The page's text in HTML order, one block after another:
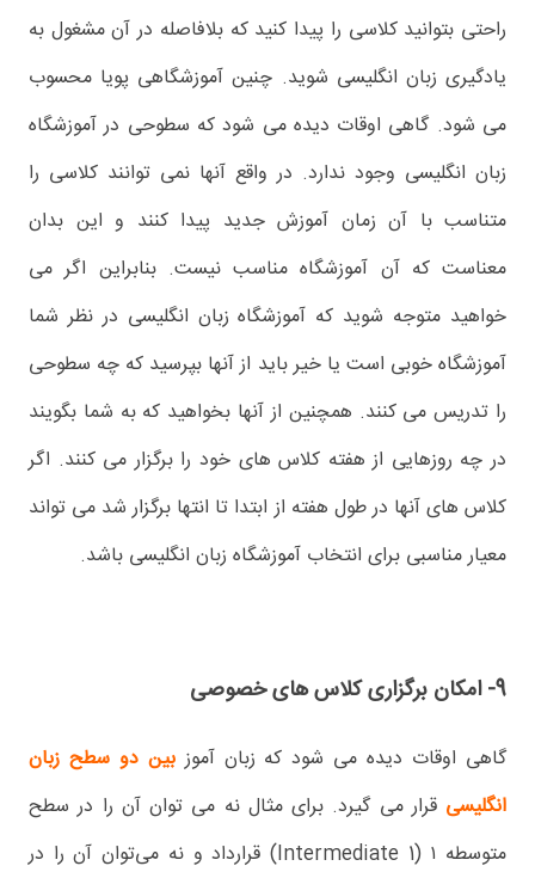
راحتی بتوانید کلاسی را پیدا کنید که بلافاصله در آن مشغول به
یادگیری زبان انگلیسی شوید. چنین آموزشگاهی پویا محسوب
می شود. گاهی اوقات دیده می شود که سطوحی در آموزشگاه
زبان انگلیسی وجود ندارد. در واقع آنها نمی توانند کلاسی را
متناسب با آن زمان آموزش جدید پیدا کنند و این بدان
معناست که آن آموزشگاه مناسب نیست. بنابراین اگر می
خواهید متوجه شوید که آموزشگاه زبان انگلیسی در نظر شما
آموزشگاه خوبی است یا خیر باید از آنها بپرسید که چه سطوحی
را تدریس می کنند. همچنین از آنها بخواهید که به شما بگویند
در چه روزهایی از هفته کلاس های خود را برگزار می کنند. اگر
کلاس های آنها در طول هفته از ابتدا تا انتها برگزار شد می تواند
معیار مناسبی برای انتخاب آموزشگاه زبان انگلیسی باشد.
9- امکان برگزاری کلاس های خصوصی
گاهی اوقات دیده می شود که زبان آموزبین دو سطح زبان
انگلیسی قرار می گیرد. برای مثال نه می توان آن را در سطح
متوسطه ۱ (Intermediate 1) قرارداد و نه می‌توان آن را در